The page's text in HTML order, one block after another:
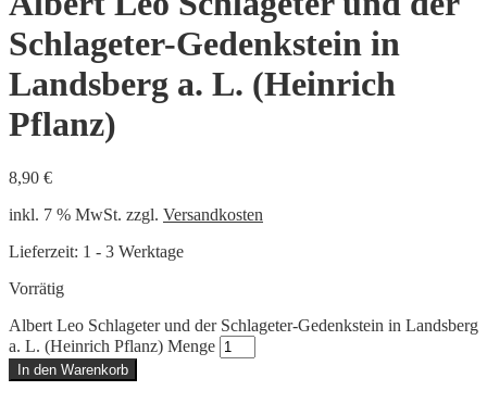
Schlageter-Gedenkstein in
Landsberg a. L. (Heinrich
Pflanz)
8,90 €
inkl. 7 % MwSt. zzgl. Versandkosten
Lieferzeit: 1 - 3 Werktage
Vorrätig
Albert Leo Schlageter und der Schlageter-Gedenkstein in Landsberg
a. L. (Heinrich Pflanz) Menge
In den Warenkorb